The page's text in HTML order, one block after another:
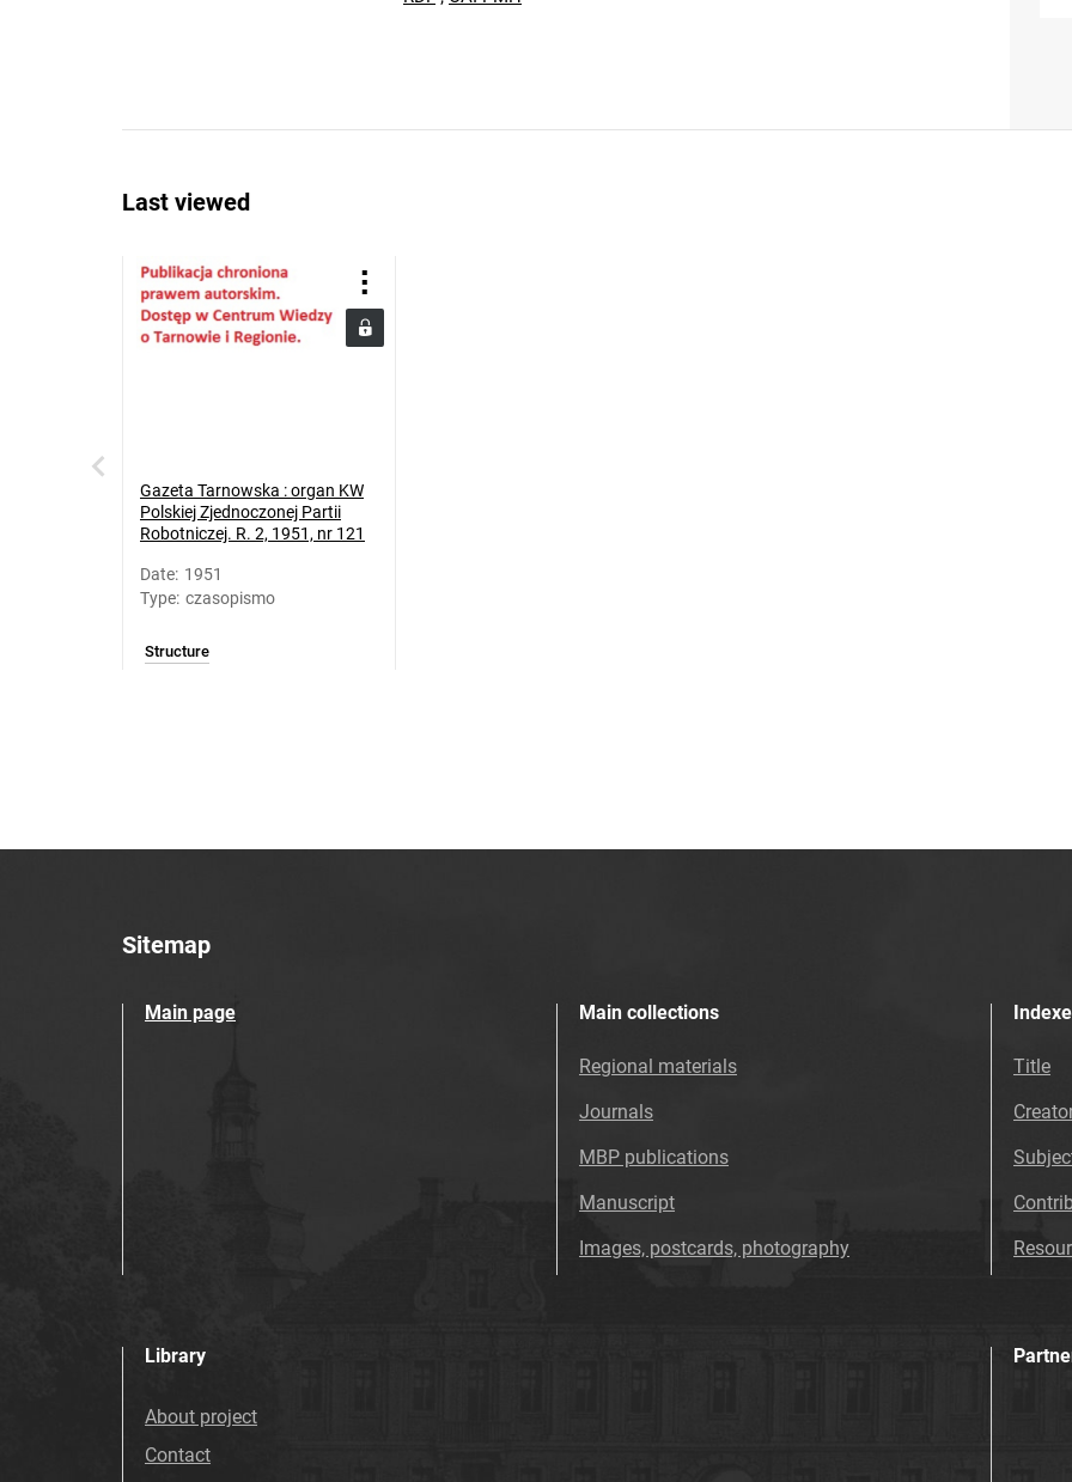
Last viewed
Gazeta Tarnowska : organ KW
Polskiej Zjednoczonej Partii
Robotniczej. R. 2, 1951, nr 121
Date: 1951
Type: czasopismo
Structure
Sitemap
Main page Main collections
Regional materials
Journals
MBP publications
Manuscript
Images, postcards, photography
Title
Library
About project
Contact